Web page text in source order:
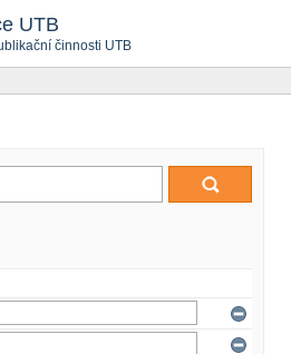
UTB
činnosti UTB